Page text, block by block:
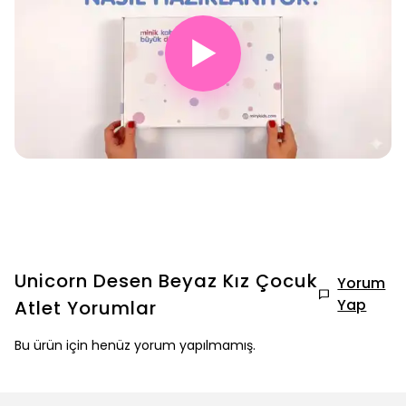
▶
Unicorn Desen Beyaz Kız Çocuk
Atlet Yorumlar
Yorum
Yap
Bu ürün için henüz yorum yapılmamış.